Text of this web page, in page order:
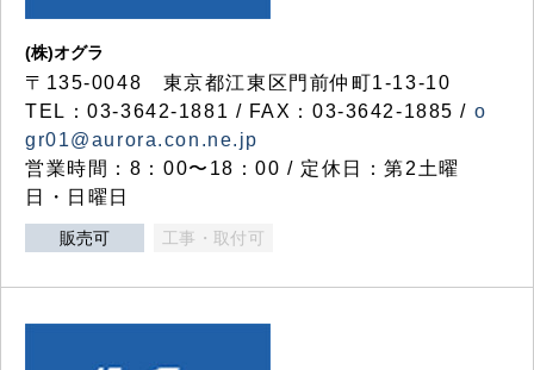
(株)オグラ
〒135-0048 東京都江東区門前仲町1-13-10
TEL：03-3642-1881 / FAX：03-3642-1885 / o
gr01@aurora.con.ne.jp
営業時間：8：00〜18：00 / 定休日：第2土曜
日・日曜日
販売可 工事・取付可